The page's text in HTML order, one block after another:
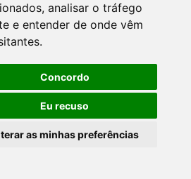
analisar o tráfego
e entender de onde vêm
Concordo
Eu recuso
as minhas preferências
do Escritório
2026. Todos os direitos